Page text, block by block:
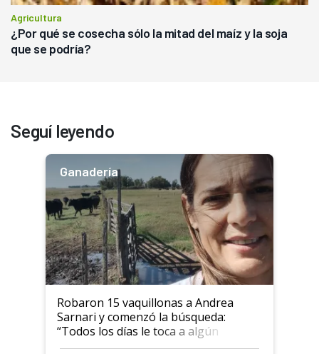
Agricultura
¿Por qué se cosecha sólo la mitad del maíz y la soja
que se podría?
Seguí leyendo
Ganadería
Robaron 15 vaquillonas a Andrea
Sarnari y comenzó la búsqueda:
“Todos los días le toca a algún
productor”